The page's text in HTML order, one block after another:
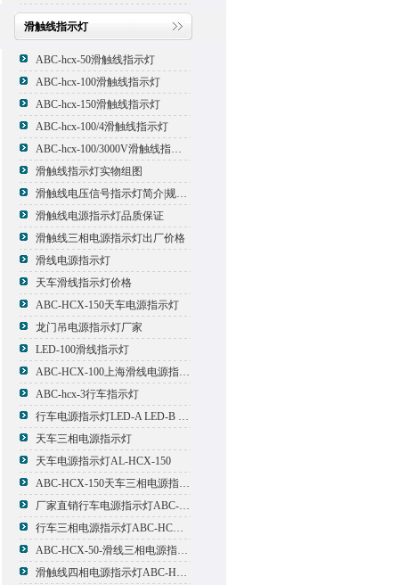
滑触线指示灯
ABC-hcx-50滑触线指示灯
ABC-hcx-100滑触线指示灯
ABC-hcx-150滑触线指示灯
ABC-hcx-100/4滑触线指示灯
ABC-hcx-100/3000V滑触线指示灯
滑触线指示灯实物组图
滑触线电压信号指示灯简介|规格|型号
滑触线电源指示灯品质保证
滑触线三相电源指示灯出厂价格
滑线电源指示灯
天车滑线指示灯价格
ABC-HCX-150天车电源指示灯
龙门吊电源指示灯厂家
LED-100滑线指示灯
ABC-HCX-100上海滑线电源指示灯厂家
ABC-hcx-3行车指示灯
行车电源指示灯LED-A LED-B LED-C
天车三相电源指示灯
天车电源指示灯AL-HCX-150
ABC-HCX-150天车三相电源指示灯出厂价格
厂家直销行车电源指示灯ABC-HCX-150
行车三相电源指示灯ABC-HCX-150
ABC-HCX-50-滑线三相电源指示灯厂家
滑触线四相电源指示灯ABC-HCX-100/4